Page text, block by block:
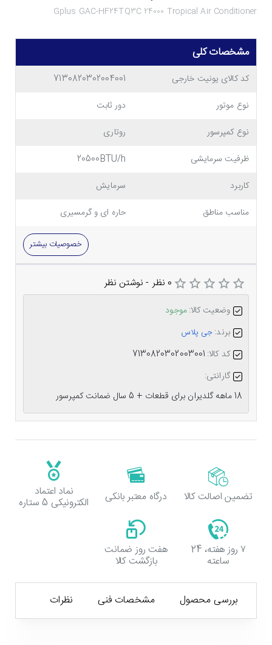
Gplus GAC-HF24TQ3C 24000 Tropical Air Conditioner
مشخصات کلی
کد کالای یونیت خارجی
7130820302004001
نوع موتور
دور ثابت
نوع کمپرسور
روتاری
ظرفیت سرمایشی
20500BTU/h
کاربرد
سرمایش
مناسب مناطق
حاره ای و گرمسیری
خصوصیات بیشتر
وضعیت کالا:موجود
برند:جی پلاس
کد کالا: 7130820302003001
گارانتی:
18 ماهه گلدیران برای قطعات + 5 سال ضمانت کمپرسور
0 نظر - نوشتن نظر
تضمین اصالت کالا
۷ روز هفته، 24
ساعته
درگاه معتبر بانکی
هفت روز ضمانت
بازگشت کالا
نماد اعتماد
الکترونیکی 5 ستاره
بررسی محصول مشخصات فنی نظرات